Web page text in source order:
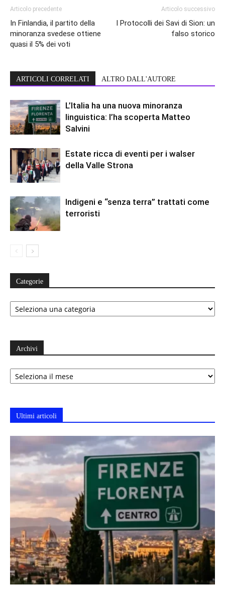
Articolo precedente
In Finlandia, il partito della
minoranza svedese ottiene
quasi il 5% dei voti
Articolo successivo
I Protocolli dei Savi di Sion: un
falso storico
ARTICOLI CORRELATI ALTRO DALL'AUTORE
L’Italia ha una nuova minoranza
linguistica: l’ha scoperta Matteo
Salvini
Estate ricca di eventi per i walser
della Valle Strona
Indigeni e “senza terra” trattati come
terroristi
Categorie
Categorie
Archivi
Archivi
Ultimi articoli